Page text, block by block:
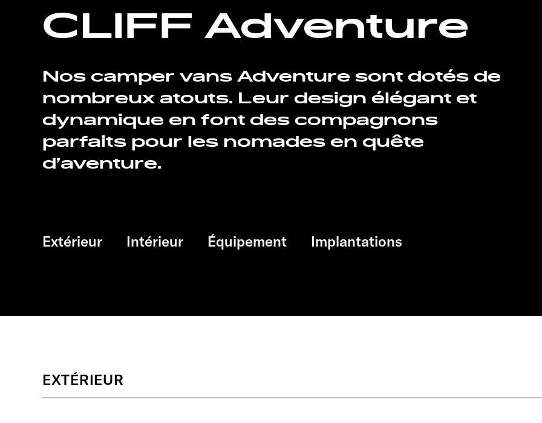
CLIFF Adventure
Nos camper vans Adventure sont dotés de
nombreux atouts. Leur design élégant et
dynamique en font des compagnons
parfaits pour les nomades en quête
d’aventure.
Extérieur Intérieur Équipement Implantations
EXTÉRIEUR